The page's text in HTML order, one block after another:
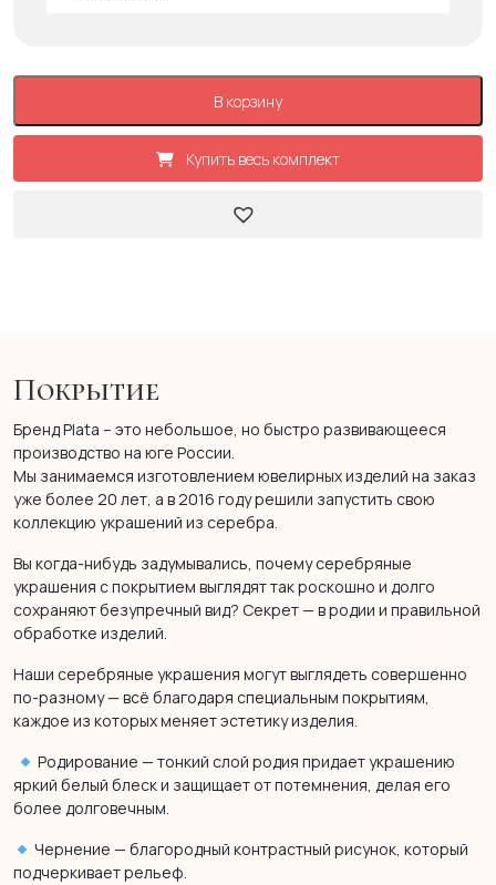
В корзину
Купить весь комплект
Покрытие
Бренд Plata – это небольшое, но быстро развивающееся
производство на юге России.
Мы занимаемся изготовлением ювелирных изделий на заказ
уже более 20 лет, а в 2016 году решили запустить свою
коллекцию украшений из серебра.
Вы когда-нибудь задумывались, почему серебряные
украшения с покрытием выглядят так роскошно и долго
сохраняют безупречный вид? Секрет — в родии и правильной
обработке изделий.
Наши серебряные украшения могут выглядеть совершенно
по-разному — всё благодаря специальным покрытиям,
каждое из которых меняет эстетику изделия.
Родирование — тонкий слой родия придает украшению
яркий белый блеск и защищает от потемнения, делая его
более долговечным.
Чернение — благородный контрастный рисунок, который
подчеркивает рельеф.